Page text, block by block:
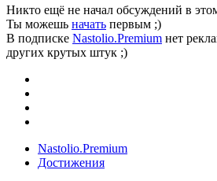
Никто ещё не начал обсуждений в
Ты можешь начать первым ;)
В подписке Nastolio.Premium нет
других крутых штук ;)
Nastolio.Premium
Достижения